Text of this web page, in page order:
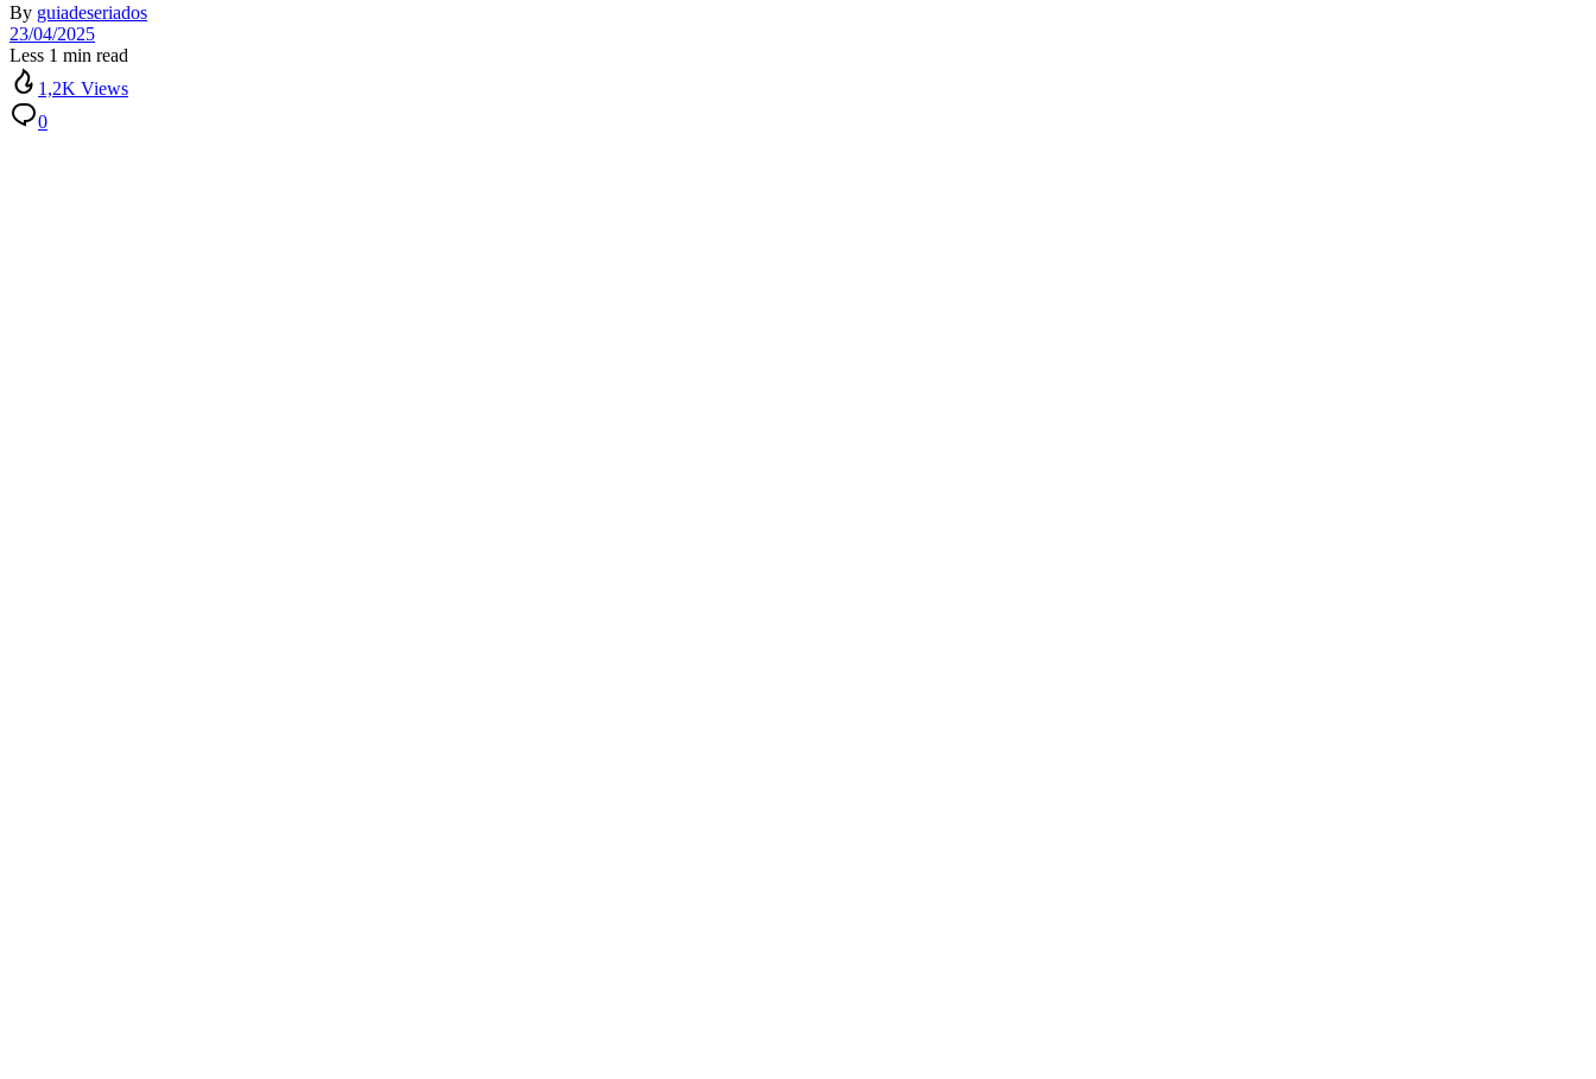
By guiadeseriados
23/04/2025
Less 1 min read
1,2K Views
0